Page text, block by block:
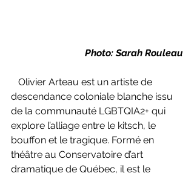
Photo: Sarah Rouleau
descendance coloniale blanche issu
de la communauté LGBTQIA2+ qui
explore l’alliage entre le kitsch, le
bouffon et le tragique. Formé en
théâtre au Conservatoire d’art
dramatique de Québec, il est le